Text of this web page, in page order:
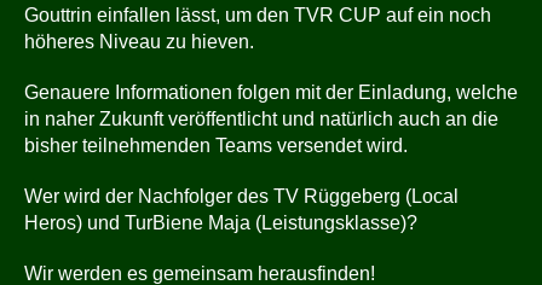
Gouttrin einfallen lässt, um den TVR CUP auf ein noch
höheres Niveau zu hieven.
Genauere Informationen folgen mit der Einladung, welche
in naher Zukunft veröffentlicht und natürlich auch an die
bisher teilnehmenden Teams versendet wird.
Wer wird der Nachfolger des TV Rüggeberg (Local
Heros) und TurBiene Maja (Leistungsklasse)?
Wir werden es gemeinsam herausfinden!